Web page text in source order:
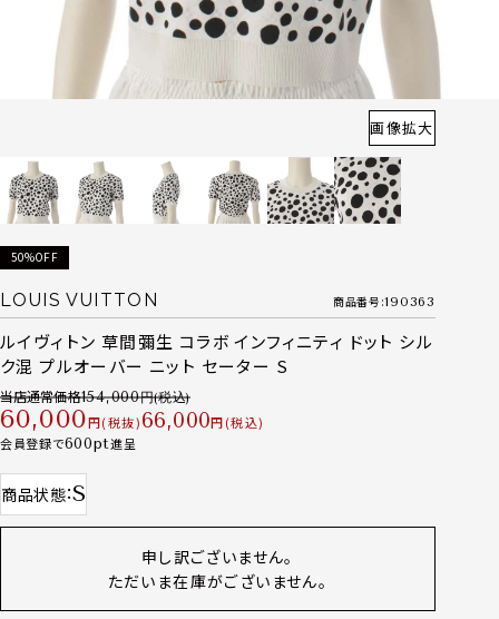
画像拡大
50%OFF
LOUIS VUITTON 商品番号 190363
ルイヴィトン 草間彌生 コラボ インフィニティ ドット シル
ク混 プルオーバー ニット セーター S
当店通常価格154,000
60,000 税抜 66,000
税込
会員登録で600 進呈
商品状態 S
申し訳ございません。
ただいま在庫がございません。